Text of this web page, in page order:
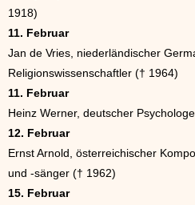
1918)
11. Februar
Jan de Vries, niederländischer
Religionswissenschaftler († 1964)
11. Februar
Heinz Werner, deutscher
12. Februar
Ernst Arnold, österreichischer
und -sänger († 1962)
15. Februar